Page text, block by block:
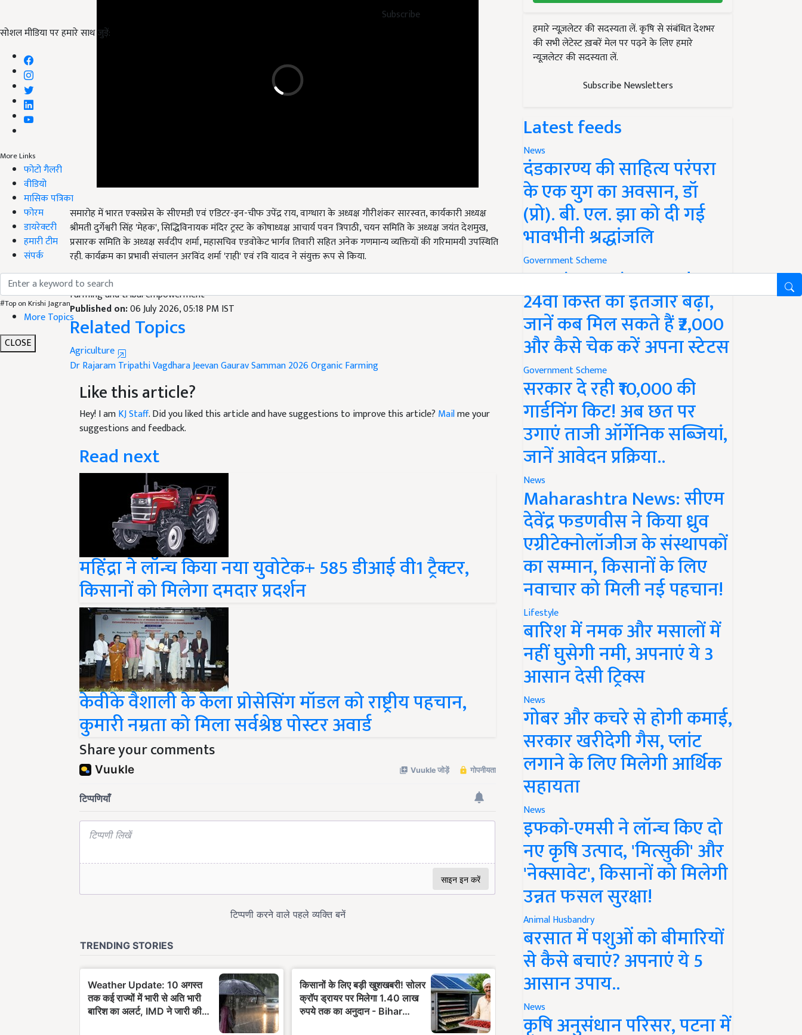
Subscribe
सोशल मीडिया पर हमारे साथ जुड़ें:
More Links
फोटो गैलरी
वीडियो
मासिक पत्रिका
फोरम
डायरेक्टरी
हमारी टीम
संपर्क
#Top on Krishi Jagran
More Topics
CLOSE
समारोह में भारत एक्सप्रेस के सीएमडी एवं एडिटर-इन-चीफ उपेंद्र राय, वाग्धारा के अध्यक्ष गौरीशंकर सारस्वत, कार्यकारी अध्यक्ष
श्रीमती दुर्गेश्वरी सिंह 'मेहक', सिद्धिविनायक मंदिर ट्रस्ट के कोषाध्यक्ष आचार्य पवन त्रिपाठी, चयन समिति के अध्यक्ष जयंत देशमुख,
प्रसारक समिति के अध्यक्ष सर्वदीप शर्मा, महासचिव एडवोकेट भार्गव तिवारी सहित अनेक गणमान्य व्यक्तियों की गरिमामयी उपस्थिति
रही. कार्यक्रम का प्रभावी संचालन अरविंद शर्मा 'राही' एवं रवि यादव ने संयुक्त रूप से किया.
Dr Rajaram Tripathi receives Vagdhara Jeevan Gaurav Samman 2026 for organic
farming and tribal empowerment
Published on:06 July 2026, 05:18 PM IST
Related Topics
Agriculture
Dr Rajaram Tripathi
Like this article?
Hey! I amKJ Staff. Did you liked this article and have suggestions to improve this article?
suggestions and feedback.
Read next
महिंद्रा ने लॉन्च किया नया युवोटेक+ 585 डीआई वी1 ट्रैक्टर,
किसानों को मिलेगा दमदार प्रदर्शन
केवीके वैशाली के केला प्रोसेसिंग मॉडल को राष्ट्रीय पहचान,
कुमारी नम्रता को मिला सर्वश्रेष्ठ पोस्टर अवार्ड
Share your comments
हमारे न्यूज़लेटर की सदस्यता लें. कृषि से संबंधित देशभर
की सभी लेटेस्ट ख़बरें मेल पर पढ़ने के लिए हमारे
न्यूज़लेटर की सदस्यता लें.
Subscribe Newsletters
Latest feeds
News
दंडकारण्य की साहित्य परंपरा
के एक युग का अवसान, डॉ
(प्रो). बी. एल. झा को दी गई
भावभीनी श्रद्धांजलि
Government Scheme
PM Kisan Yojana Update:
24वीं किस्त का इंतजार बढ़ा,
जानें कब मिल सकते हैं ₹2,000
और कैसे चेक करें अपना स्टेटस
Government Scheme
सरकार दे रही ₹10,000 की
गार्डनिंग किट! अब छत पर
उगाएं ताजी ऑर्गेनिक सब्जियां,
जानें आवेदन प्रक्रिया..
News
Maharashtra News: सीएम
देवेंद्र फडणवीस ने किया ध्रुव
एग्रीटेक्नोलॉजीज के संस्थापकों
का सम्मान, किसानों के लिए
नवाचार को मिली नई पहचान!
Lifestyle
बारिश में नमक और मसालों में
नहीं घुसेगी नमी, अपनाएं ये 3
आसान देसी ट्रिक्स
News
गोबर और कचरे से होगी कमाई,
सरकार खरीदेगी गैस, प्लांट
लगाने के लिए मिलेगी आर्थिक
सहायता
News
इफको-एमसी ने लॉन्च किए दो
नए कृषि उत्पाद, 'मित्सुकी' और
'नेक्सावेट', किसानों को मिलेगी
उन्नत फसल सुरक्षा!
Animal Husbandry
बरसात में पशुओं को बीमारियों
से कैसे बचाएं? अपनाएं ये 5
आसान उपाय..
News
कृषि अनुसंधान परिसर, पटना में